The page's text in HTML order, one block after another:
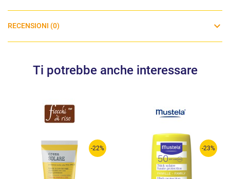
RECENSIONI (0)
Ti potrebbe anche interessare
-22% -23%